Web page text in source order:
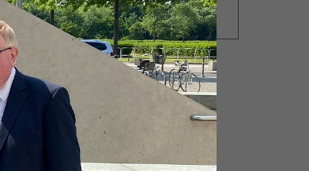
NEUES AUS DER
PARLAMENTSWOCHE